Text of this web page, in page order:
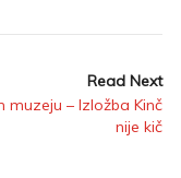
Read Next
– Izložba Kinč
nije kič